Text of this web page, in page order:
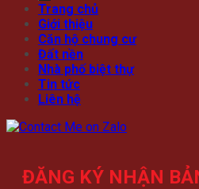
Trang chủ
Giới thiệu
Căn hộ chung cư
Đất nền
Nhà phố biệt thự
Tin tức
Liên hệ
ĐĂNG KÝ NHẬN